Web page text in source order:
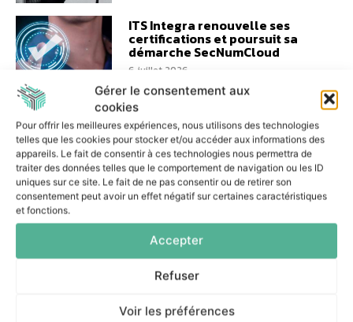
Gérer le consentement aux
cookies
Pour offrir les meilleures expériences, nous utilisons des technologies
telles que les cookies pour stocker et/ou accéder aux informations des
appareils. Le fait de consentir à ces technologies nous permettra de
traiter des données telles que le comportement de navigation ou les ID
uniques sur ce site. Le fait de ne pas consentir ou de retirer son
consentement peut avoir un effet négatif sur certaines caractéristiques
et fonctions.
Accepter
Refuser
Voir les préférences
ITS Integra renouvelle ses
certifications et poursuit sa
démarche SecNumCloud
6 juillet 2026
Double certification ISO :
Numeryx valorise son
excellence opérationnelle
26 juin 2026